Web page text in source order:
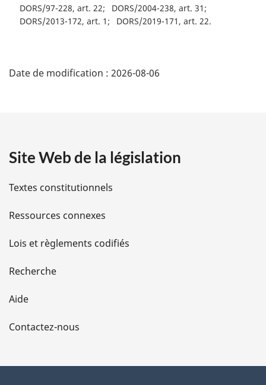
DORS/97-228, art. 22
DORS/2004-238, art. 31
DORS/2013-172, art. 1
DORS/2019-171, art. 22
é
i
l
s
d
e
l
a
Date de modification : 2026-08-06
Site Web de la législation
Textes constitutionnels
Ressources connexes
Lois et règlements codifiés
Recherche
Aide
Contactez-nous